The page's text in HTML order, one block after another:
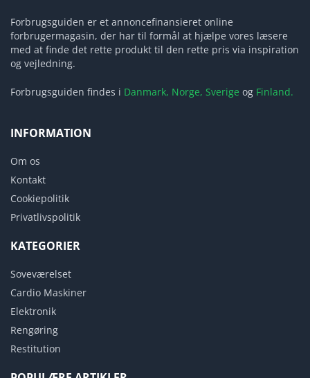
Forbrugsguiden er et annoncefinansieret online
forbrugermagasin, der har til formål at hjælpe vores læsere
med at finde det rette produkt til den rette pris via inspiration
og vejledning.
Forbrugsguiden findes i Danmark, Norge, Sverige og Finland.
INFORMATION
Om os
Kontakt
Cookiepolitik
Privatlivspolitik
KATEGORIER
Soveværelset
Cardio Maskiner
Elektronik
Rengøring
Restitution